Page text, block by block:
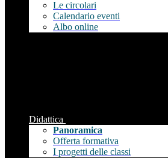
Le circolari
Calendario eventi
Albo online
Didattica
Panoramica
Offerta formativa
I progetti delle classi